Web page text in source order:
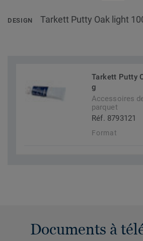
DESIGN Tarkett Putty Oak light
Tarkett Putty
g
Accessoires
parquet
Réf. 8793121
Format
Documents à